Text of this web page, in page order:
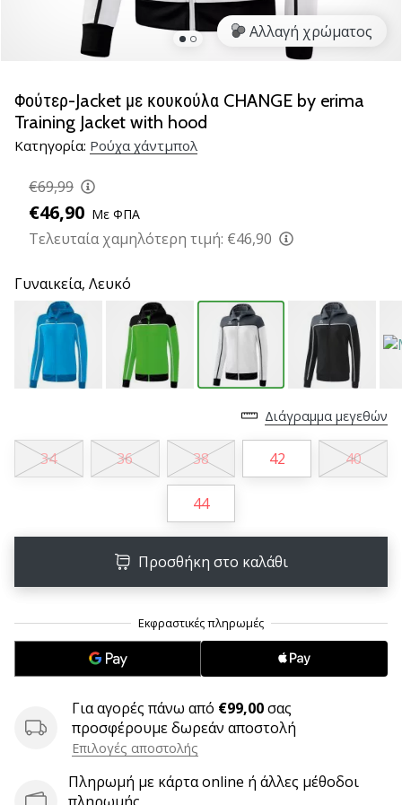
παπούτσια
Accelerate
NITRO
SQD
5!
τις
τεχνικές
αναβαθμίσεις
αν
αξίζει…
25. 11. 2024
•
Γίνετε
πρεσβευτής
της
λάτρης
εμείς;
πρεσβευτής/
πρέσβειρα
μάρκας
μας
Αλλαγή χρώματος
Φούτερ-Jacket με κουκούλα CHANGE by erima
Training Jacket with hood
Κατηγορία: Ρούχα χάντμπολ
€69,99
€46,90 Με ΦΠΑ
Τελευταία χαμηλότερη τιμή: €46,90
Γυναικεία, Λευκό
Διάγραμμα μεγεθών
34 36 38 42 40
44
Προσθήκη στο καλάθι
Για αγορές πάνω από €99,00σας
προσφέρουμε δωρεάν αποστολή
Επιλογές αποστολής
Πληρωμή με κάρτα online ή άλλες μέθοδοι